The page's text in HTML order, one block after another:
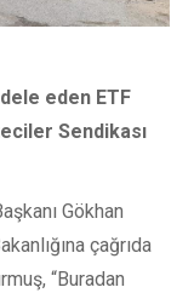
eden ETF
Sendikası
Gökhan
çağrıda
“Buradan